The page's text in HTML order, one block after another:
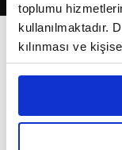
toplumu
kullanılmaktadır.
kılınması ve
reklam/pazarlama
Çerezlere ilişkin
belirleyebilirsiniz.
Ayarlar butonuna